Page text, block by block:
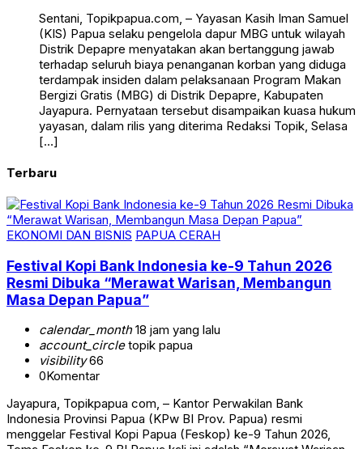
Sentani, Topikpapua.com, – Yayasan Kasih Iman Samuel
(KIS) Papua selaku pengelola dapur MBG untuk wilayah
Distrik Depapre menyatakan akan bertanggung jawab
terhadap seluruh biaya penanganan korban yang diduga
terdampak insiden dalam pelaksanaan Program Makan
Bergizi Gratis (MBG) di Distrik Depapre, Kabupaten
Jayapura. Pernyataan tersebut disampaikan kuasa hukum
yayasan, dalam rilis yang diterima Redaksi Topik, Selasa
[…]
Terbaru
EKONOMI DAN BISNIS PAPUA CERAH
Festival Kopi Bank Indonesia ke-9 Tahun 2026
Resmi Dibuka “Merawat Warisan, Membangun
Masa Depan Papua”
calendar_month18 jam yang lalu
account_circletopik papua
visibility66
0Komentar
Jayapura, Topikpapua com, – Kantor Perwakilan Bank
Indonesia Provinsi Papua (KPw BI Prov. Papua) resmi
menggelar Festival Kopi Papua (Feskop) ke-9 Tahun 2026,